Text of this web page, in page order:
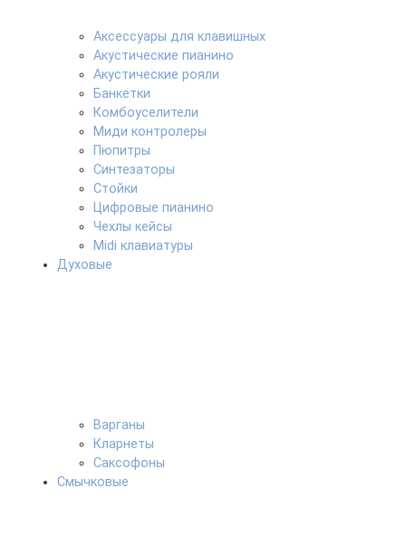
Аксессуары для клавишных
Акустические пианино
Акустические рояли
Банкетки
Комбоуселители
Миди контролеры
Пюпитры
Синтезаторы
Стойки
Цифровые пианино
Чехлы кейсы
Midi клавиатуры
Духовые
Варганы
Кларнеты
Саксофоны
Смычковые